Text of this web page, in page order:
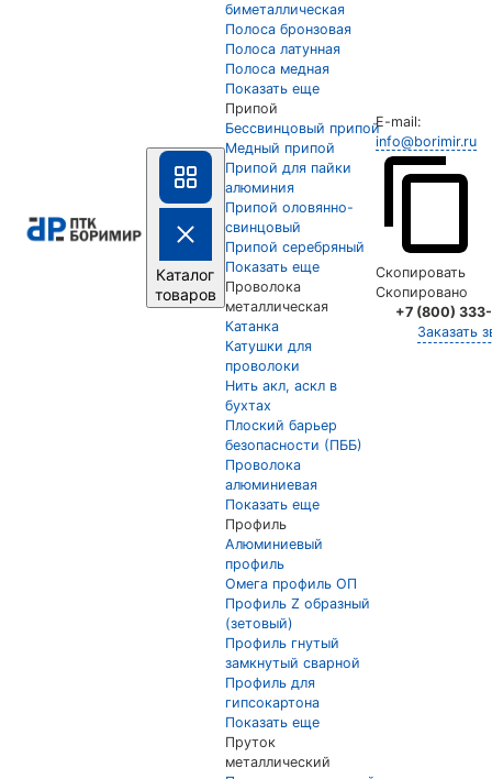
Каталог
товаров
биметаллическая
Полоса бронзовая
Полоса латунная
Полоса медная
Показать еще
Припой
Бессвинцовый припой
Медный припой
Припой для пайки
алюминия
Припой оловянно-
свинцовый
Припой серебряный
Показать еще
Проволока
металлическая
Катанка
Катушки для
проволоки
Нить акл, аскл в
бухтах
Плоский барьер
безопасности (ПББ)
Проволока
алюминиевая
Показать еще
Профиль
Алюминиевый
профиль
Омега профиль ОП
Профиль Z образный
(зетовый)
Профиль гнутый
замкнутый сварной
Профиль для
гипсокартона
Показать еще
Пруток
металлический
E-mail:
info@borimir.ru
Скопировать
Скопировано
+7 (800)
Заказать